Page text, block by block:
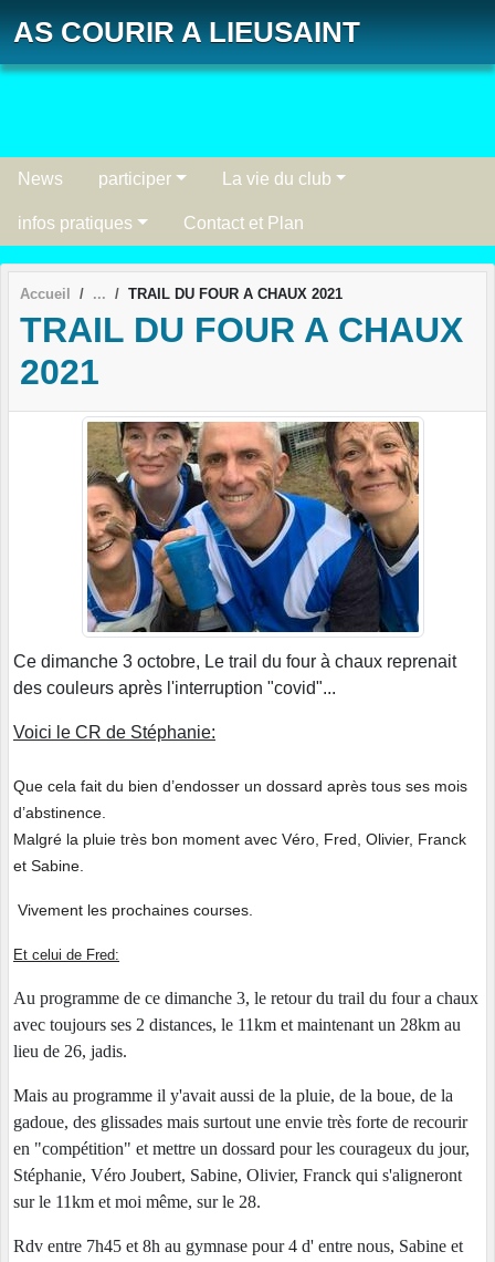
AS COURIR A LIEUSAINT
News participer La vie du club
infos pratiques Contact et Plan
Accueil TRAIL DU FOUR A CHAUX 2021
TRAIL DU FOUR A CHAUX
2021
Ce dimanche 3 octobre, Le trail du four à chaux reprenait
des couleurs après l'interruption "covid"...
Voici le CR de Stéphanie:
Que cela fait du bien d’endosser un dossard après tous ses mois
d’abstinence.
Malgré la pluie très bon moment avec Véro, Fred, Olivier, Franck
et Sabine.
Vivement les prochaines courses.
Et celui de Fred:
Au programme de ce dimanche 3, le retour du trail du four a chaux
avec toujours ses 2 distances, le 11km et maintenant un 28km au
lieu de 26, jadis.
Mais au programme il y'avait aussi de la pluie, de la boue, de la
gadoue, des glissades mais surtout une envie très forte de recourir
en "compétition" et mettre un dossard pour les courageux du jour,
Stéphanie, Véro Joubert, Sabine, Olivier, Franck qui s'aligneront
sur le 11km et moi même, sur le 28.
Rdv entre 7h45 et 8h au gymnase pour 4 d' entre nous, Sabine et